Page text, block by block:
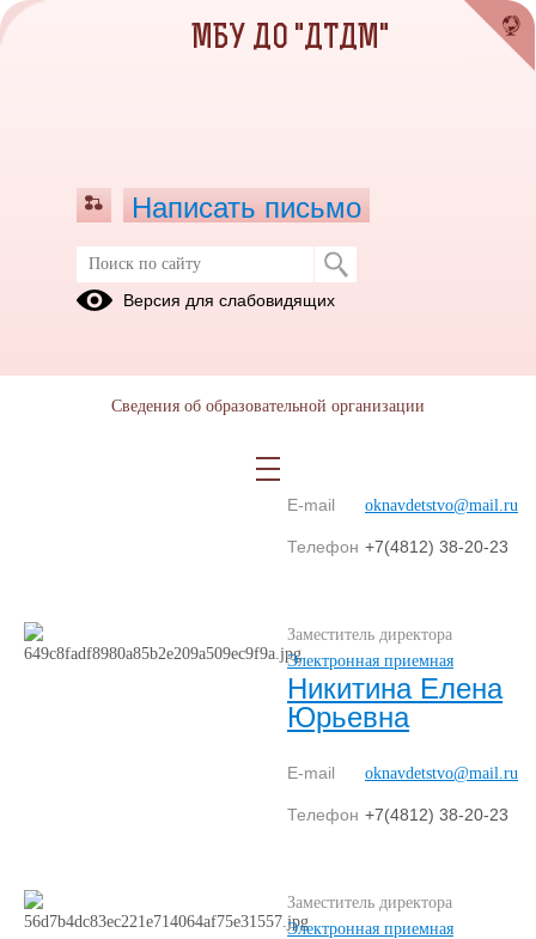
И.о. директора, Заместитель
Мищенко
Татьяна
E-mail oknavdetstvo@mail.ru
Телефон +7(4812) 38-20-23
Заместитель директора
Электронная приемная
Никитина Елена
Юрьевна
E-mail oknavdetstvo@mail.ru
Телефон +7(4812) 38-20-23
Заместитель директора
Электронная приемная
МБУ ДО "ДТДМ"
Написать письмо
Версия для слабовидящих
Сведения об образовательной организации